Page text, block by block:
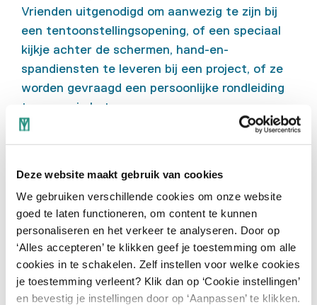
Deze website maakt gebruik van cookies
We gebruiken verschillende cookies om onze website
goed te laten functioneren, om content te kunnen
personaliseren en het verkeer te analyseren. Door op
‘Alles accepteren’ te klikken geef je toestemming om alle
cookies in te schakelen. Zelf instellen voor welke cookies
je toestemming verleent? Klik dan op ‘Cookie instellingen’
en bevestig je instellingen door op ‘Aanpassen’ te klikken.
Vrienden uitgenodigd om aanwezig te zijn bij
een tentoonstellingsopening, of een speciaal
kijkje achter de schermen, hand-en-
spandiensten te leveren bij een project, of ze
worden gevraagd een persoonlijke rondleiding
te geven in het museum.